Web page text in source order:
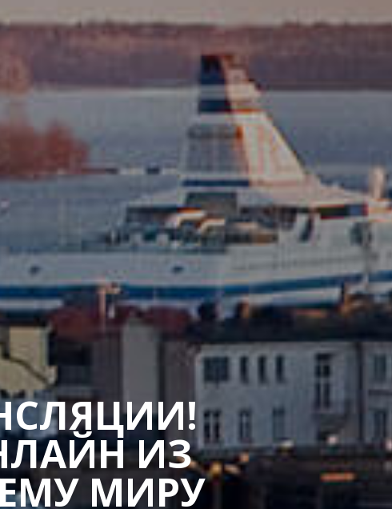
ИЗ
МИРУ